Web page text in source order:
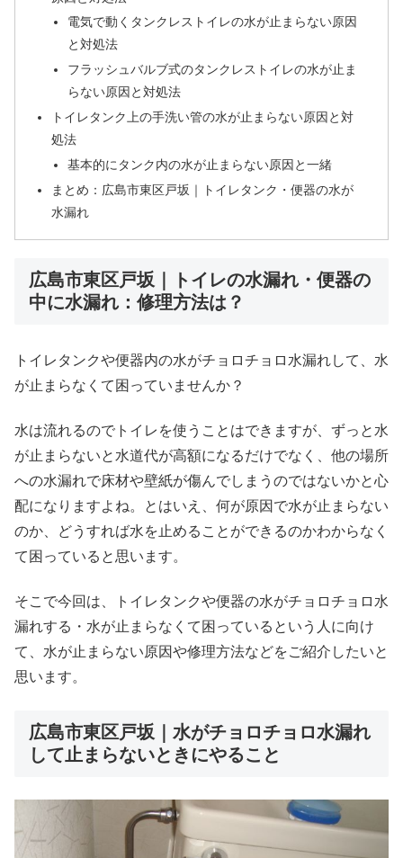
電気で動くタンクレストイレの水が止まらない原因
と対処法
フラッシュバルブ式のタンクレストイレの水が止ま
らない原因と対処法
トイレタンク上の手洗い管の水が止まらない原因と対
処法
基本的にタンク内の水が止まらない原因と一緒
まとめ：広島市東区戸坂｜トイレタンク・便器の水が
水漏れ
広島市東区戸坂｜トイレの水漏れ・便器の
中に水漏れ：修理方法は？
トイレタンクや便器内の水がチョロチョロ水漏れして、水
が止まらなくて困っていませんか？
水は流れるのでトイレを使うことはできますが、ずっと水
が止まらないと水道代が高額になるだけでなく、他の場所
への水漏れで床材や壁紙が傷んでしまうのではないかと心
配になりますよね。とはいえ、何が原因で水が止まらない
のか、どうすれば水を止めることができるのかわからなく
て困っていると思います。
そこで今回は、トイレタンクや便器の水がチョロチョロ水
漏れする・水が止まらなくて困っているという人に向け
て、水が止まらない原因や修理方法などをご紹介したいと
思います。
広島市東区戸坂｜水がチョロチョロ水漏れ
して止まらないときにやること